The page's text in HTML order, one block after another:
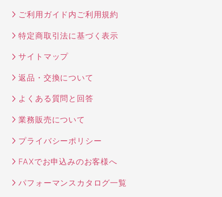
ご利用ガイド内ご利用規約
特定商取引法に基づく表示
サイトマップ
返品・交換について
よくある質問と回答
業務販売について
プライバシーポリシー
FAXでお申込みのお客様へ
パフォーマンスカタログ一覧